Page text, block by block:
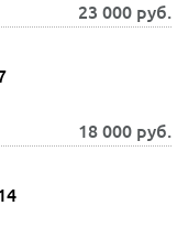
23 000 руб.
18 000 руб.